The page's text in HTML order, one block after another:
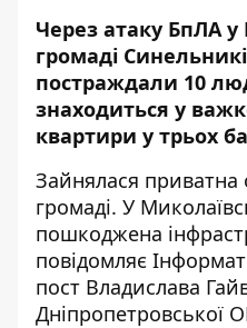
Через атаку БпЛА у
громаді
постраждали 10
знаходиться у
квартири у трьох
Зайнялася приватна
громаді. У
пошкоджена
повідомляє
пост Владислава
Дніпропетровської